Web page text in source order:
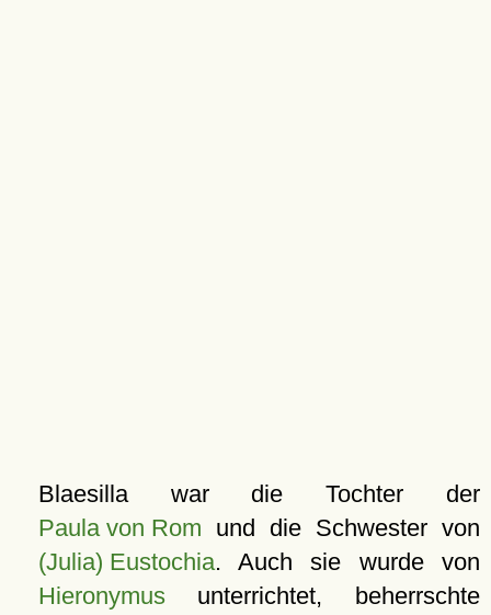
Blaesilla war die Tochter der
Paula von Rom und die Schwester von
(Julia) Eustochia. Auch sie wurde von
Hieronymusunterrichtet, beherrschte